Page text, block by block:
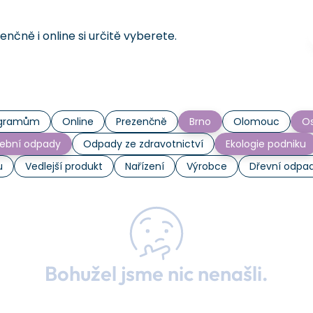
i online si určitě vyberete.
Online Prezenčně Brno Olomouc
odpady
Odpady ze zdravotnictví
Ekologie podniku
Vedlejší produkt Nařízení Výrobce Dřevní
Bohužel jsme nic nenašli.